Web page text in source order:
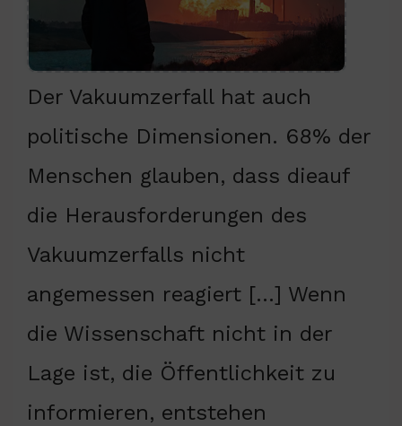
Der Vakuumzerfall hat auch
politische Dimensionen. 68% der
Menschen glauben, dass dieauf
die Herausforderungen des
Vakuumzerfalls nicht
angemessen reagiert […] Wenn
die Wissenschaft nicht in der
Lage ist, die Öffentlichkeit zu
informieren, entstehen